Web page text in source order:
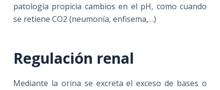
patología propicia cambios en el pH, como cuando
se retiene CO2 (neumonía, enfisema,…)
Regulación renal
Mediante la orina se excreta el exceso de bases o